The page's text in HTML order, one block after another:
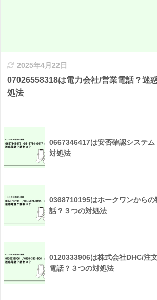
2025年4月22日
07026558318は電力会社/営業電話？迷
処法
0667346417は安否確認システ
対処法
0368710195はホークワンから
話？３つの対処法
0120333906は株式会社DHC/注
電話？３つの対処法